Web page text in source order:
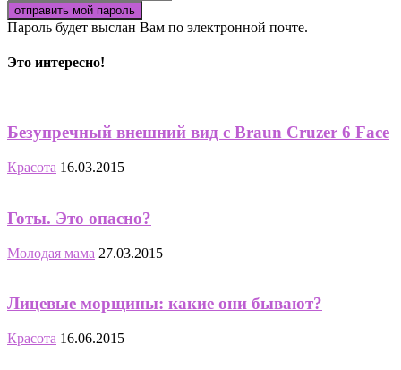
Пароль будет выслан Вам по электронной почте.
Это интересно!
Безупречный внешний вид с Braun Cruzer 6 Face
Красота 16.03.2015
Готы. Это опасно?
Молодая мама 27.03.2015
Лицевые морщины: какие они бывают?
Красота 16.06.2015